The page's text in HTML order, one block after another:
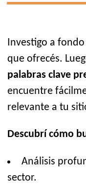
Investigo a
que ofrecés.
palabras clave
encuentre
relevante a tu
Descubrí cómo
Análisis
sector.